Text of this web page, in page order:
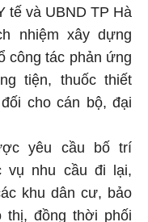
tế và UBND TP Hà
nhiệm xây dựng
công tác phản ứng
tiện, thuốc thiết
cho cán bộ, đại
yêu cầu bố trí
vụ nhu cầu đi lại,
khu dân cư, bảo
thị, đồng thời phối